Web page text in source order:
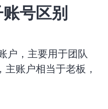
号区别
户，主要用于团队
账户相当于老板，